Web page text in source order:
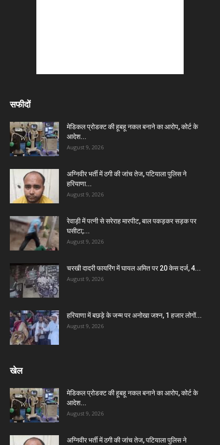
सफीदों
मेडिकल प्रोडक्ट की हूबहू नकल बनाने का आरोप, कोर्ट के
आदेश...
August 9, 2026
अग्निवीर भर्ती में ठगी की जांच तेज, पटियाला पुलिस ने
हरियाणा...
August 9, 2026
रेवाड़ी में पत्नी से सरेराह मारपीट, बाल पकड़कर सड़क पर
घसीटा;...
August 9, 2026
चरखी दादरी फायरिंग में घायल अमित पर 20 केस दर्ज, 4...
August 9, 2026
हरियाणा में बछड़े के जन्म पर अनोखा जश्न, 1 हजार लोगों...
August 9, 2026
खेल
मेडिकल प्रोडक्ट की हूबहू नकल बनाने का आरोप, कोर्ट के
आदेश...
August 9, 2026
अग्निवीर भर्ती में ठगी की जांच तेज, पटियाला पुलिस ने